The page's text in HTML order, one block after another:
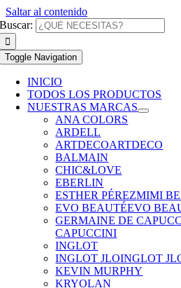
Saltar al contenido
Buscar:
Toggle Navigation
INICIO
TODOS LOS PRODUCTOS
NUESTRAS MARCAS
ANA COLORS
ARDELL
ARTDECOARTDECO
BALMAIN
CHIC&LOVE
EBERLIN
ESTHER PÉREZMIMI
EVO BEAUTÉEVO
GERMAINE DE
CAPUCCINI
INGLOT
INGLOT JLOINGLOT
KEVIN MURPHY
KRYOLAN